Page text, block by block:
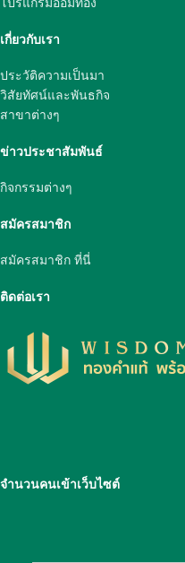
โปรแกรมออมทอง
เกี่ยวกับเรา
ประวัติความเป็นมา
วิสัยทัศน์และพันธกิจ
สาขาต่างๆ
ข่าวประชาสัมพันธ์
กิจกรรมต่างๆ
สมัครสมาชิก
สมัครสมาชิก ที่นี่
ติดต่อเรา
จำนวนคนเข้าเว็บไซต์